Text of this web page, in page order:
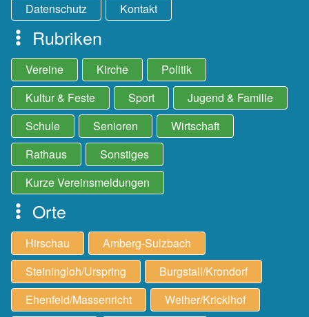
Datenschutz
Kontakt
Rubriken
Vereine Kirche
Politik
Kultur & Feste
Sport
Jugend & Familie
Schule
Senioren
Wirtschaft
Rathaus
Sonstiges
Kurze Vereinsmeldungen
Orte
Hirschau
Amberg-Sulzbach
Steiningloh/Urspring
Burgstall/Krondorf
Ehenfeld/Massenricht
Weiher/Kricklhof